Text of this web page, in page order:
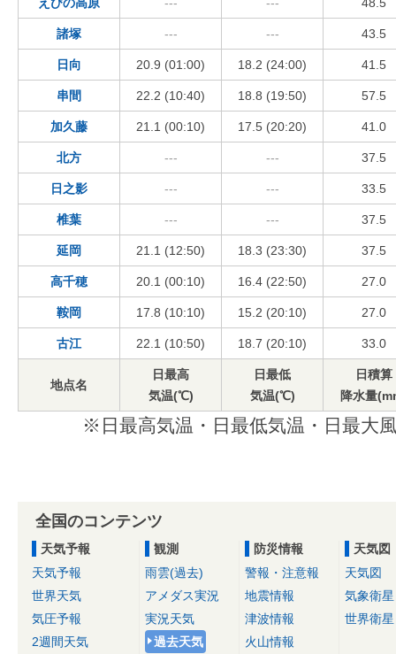
諸塚 --- --- 43.5
日向 20.9 (01:00) 18.2 (24:00) 41.5
串間 22.2 (10:40) 18.8 (19:50) 57.5
加久藤 21.1 (00:10) 17.5 (20:20) 41.0
北方 --- --- 37.5
日之影 --- --- 33.5
椎葉 --- --- 37.5
延岡 21.1 (12:50) 18.3 (23:30) 37.5
高千穂 20.1 (00:10) 16.4 (22:50) 27.0
鞍岡 17.8 (10:10) 15.2 (20:10) 27.0
古江 22.1 (10:50) 18.7 (20:10) 33.0
地点名
日最高
気温(℃)
日最低
気温(℃)
日積算
降水量
※日最高気温・日最低気温・日最大
全国のコンテンツ
天気予報
天気予報
世界天気
気圧予報
2週間天気
観測
雨雲(過去)
アメダス実況
実況天気
過去天気
防災情報
警報・注意報
地震情報
津波情報
火山情報
天気図
天気図
気象衛星
世界衛星